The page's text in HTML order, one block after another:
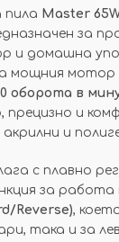
пила Master
за
и домашна
мощния мотор
оборота в
прецизно и
акрилни и
с плавно
за работа
Reverse),
така и за